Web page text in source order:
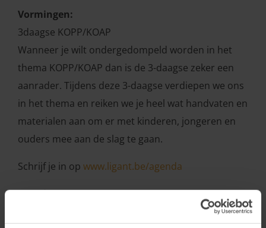
Vormingen:
3daagse KOPP/KOAP
Wanneer je wilt ondergedompeld worden in het
thema KOPP/KOAP dan is de 3-daagse zeker een
aanrader. Tijdens deze 3-daagse verdiepen we ons
in het thema en reiken we je heel wat handvaten en
materialen aan om er met kinderen, jongeren en
ouders mee aan de slag te gaan.
Schrijf je in op www.ligant.be/agenda
Vorming op maat:
Een vorming op maat kan aangevraagd worden.